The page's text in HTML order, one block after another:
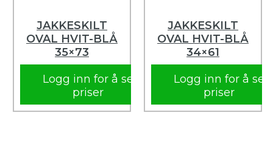
JAKKESKILT
OVAL HVIT-BLÅ
35×73
Logg inn for å se
priser
JAKKESKILT
OVAL HVIT-BLÅ
34×61
Logg inn for å se
priser